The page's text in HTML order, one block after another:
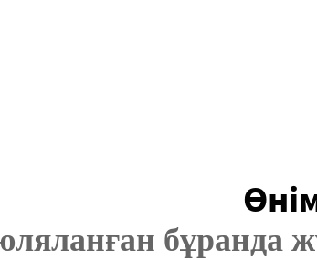
бұранда